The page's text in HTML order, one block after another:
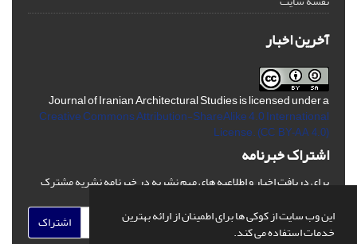
این وب سایت از کوکی ها برای اطمینان از ارائه بهترین
خدمات استفاده می کند.
آخرین اخبار
Journal of Iranian Architectural Studies is licensed under a
Creative Commons Attribution-ShareAlike 4.0 International
License. (CC BY-AA 4.0)
اشتراک خبرنامه
برای دریافت اخبار و اطلاعیه های مهم نشریه در خبرنامه نشریه مشترک
اشتراک